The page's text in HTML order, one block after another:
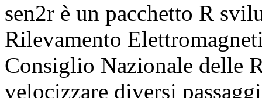
sen2r è un pacchetto R
Rilevamento
Consiglio Nazionale delle
velocizzare diversi